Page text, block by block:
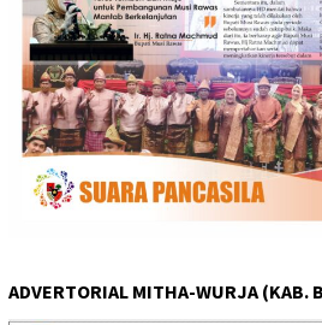
ADVERTORIAL MITHA-WURJA (KAB.